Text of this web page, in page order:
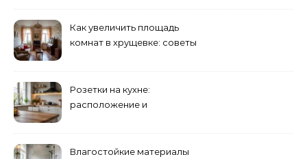
Как увеличить площадь
комнат в хрущевке: советы
Розетки на кухне:
расположение и
Влагостойкие материалы